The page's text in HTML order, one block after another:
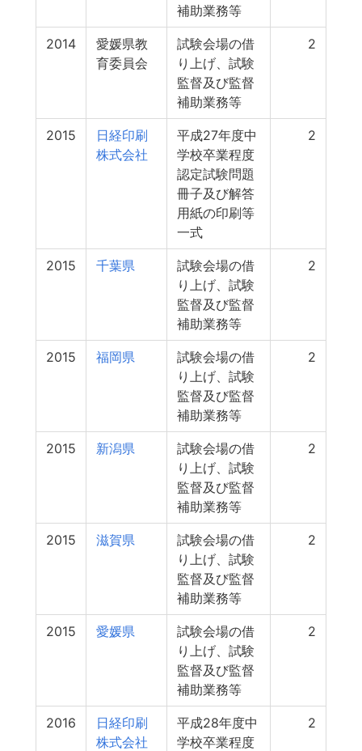
補助業務等
2014
愛媛県教
育委員会
試験会場の借
り上げ、試験
監督及び監督
補助業務等
2
2015
日経印刷
株式会社
平成27年度中
学校卒業程度
認定試験問題
冊子及び解答
用紙の印刷等
一式
2
2015 千葉県
試験会場の借
り上げ、試験
監督及び監督
補助業務等
2
2015 福岡県
試験会場の借
り上げ、試験
監督及び監督
補助業務等
2
2015 新潟県
試験会場の借
り上げ、試験
監督及び監督
補助業務等
2
2015 滋賀県
試験会場の借
り上げ、試験
監督及び監督
補助業務等
2
2015 愛媛県
試験会場の借
り上げ、試験
監督及び監督
補助業務等
2
2016
日経印刷
株式会社
平成28年度中
学校卒業程度
2